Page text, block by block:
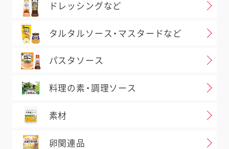
ドレッシングなど
タルタルソース・マスタードなど
パスタソース
料理の素・調理ソース
素材
卵関連品